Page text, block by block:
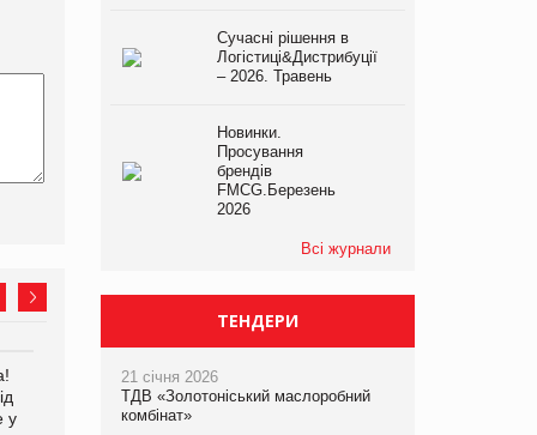
у
EVA.UA запустила
кампанію «Хто б знав» про
асортимент, якого покупці
збиток у першому півріччі
Сучасні рішення в
Логістиці&Дистрибуції
– 2026. Травень
Новинки.
Просування
брендів
FMCG.Березень
2026
Всі журнали
ТЕНДЕРИ
21 січня 2026
ТДВ «Золотоніський маслоробний
комбінат»